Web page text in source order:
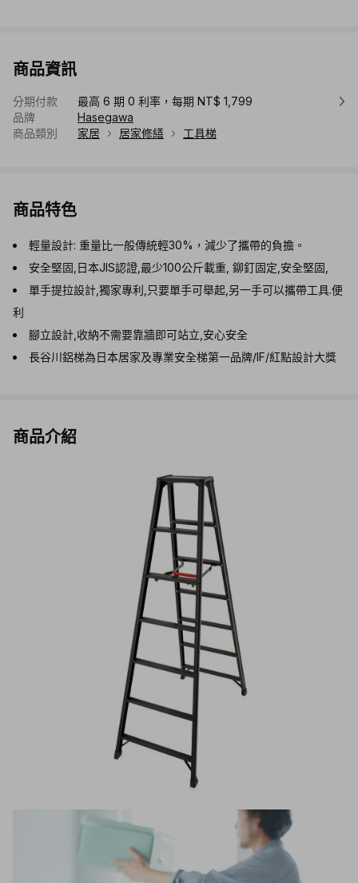
商品資訊
分期付款
最高 6 期 0 利率，每期 NT$ 1,799
品牌
Hasegawa
商品類別
家居 居家修繕 工具梯
商品特色
輕量設計: 重量比一般傳統輕30%，減少了攜帶的負擔。
安全堅固,日本JIS認證,最少100公斤載重, 鉚釘固定,安全堅固,
單手提拉設計,獨家專利,只要單手可舉起,另一手可以攜帶工具.便
利
腳立設計,收納不需要靠牆即可站立,安心安全
長谷川鋁梯為日本居家及專業安全梯第一品牌/IF/紅點設計大獎
商品介紹